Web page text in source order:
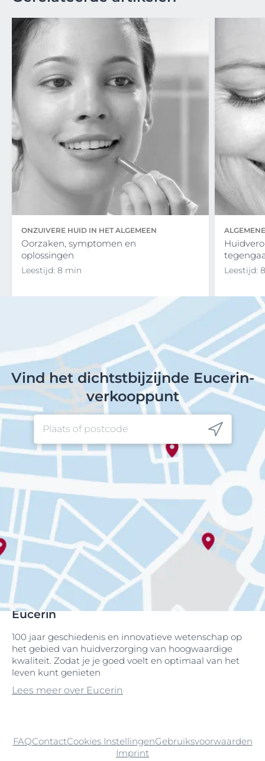
ONZUIVERE HUID IN HET ALGEMEEN
Oorzaken, symptomen en
oplossingen
Leestijd: 8 min Leestijd:
Vind het dichtstbijzijnde Eucerin-
verkooppunt
Eucerin
100 jaar geschiedenis en innovatieve wetenschap op
het gebied van huidverzorging van hoogwaardige
kwaliteit. Zodat je je goed voelt en optimaal van het
leven kunt genieten
Lees meer over Eucerin
FAQContactCookies InstellingenGebruiksvoorwaarden
Imprint